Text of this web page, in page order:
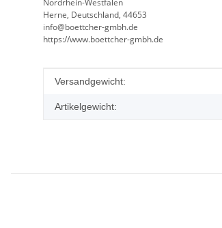
Nordrhein-Westfalen
Herne, Deutschland, 44653
info@boettcher-gmbh.de
https://www.boettcher-gmbh.de
Produkteigenschaft
Wert
Versandgewicht:
Artikelgewicht: